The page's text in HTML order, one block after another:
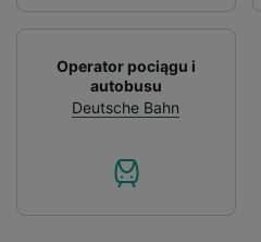
Operator pociągu i
autobusu
Deutsche Bahn